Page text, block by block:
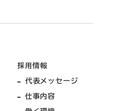
採用情報
代表メッセージ
仕事内容